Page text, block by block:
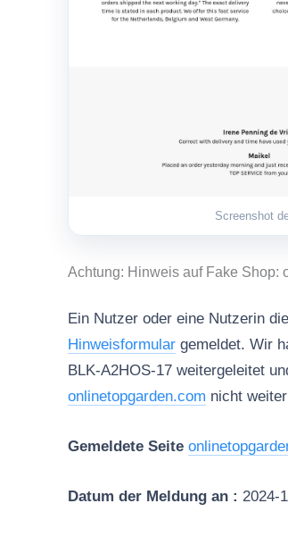
Screenshot
Achtung: Hinweis auf Fake Shop:
Ein Nutzer oder eine Nutzerin
Hinweisformular gemeldet. Wir
BLK-A2HOS-17 weitergeleitet
onlinetopgarden.com nicht
Gemeldete Seite
Datum der Meldung an : 2024-